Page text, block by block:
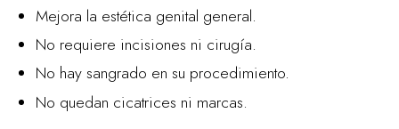
Mejora la estética genital general.
No requiere incisiones ni cirugía.
No hay sangrado en su procedimiento.
No quedan cicatrices ni marcas.